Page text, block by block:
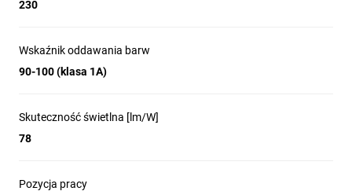
230
Wskaźnik oddawania barw
90-100 (klasa 1A)
Skuteczność świetlna [lm/W]
78
Pozycja pracy